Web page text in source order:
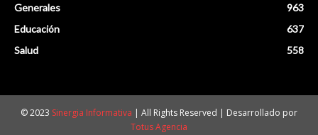
Generales
963
Educación
637
Salud
558
© 2023 Sinergia Informativa | All Rights Reserved | Desarrollado por
Totus Agencia